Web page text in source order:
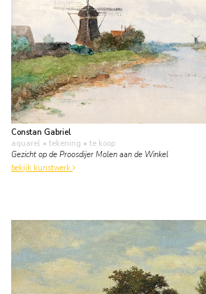
Constan Gabriel
aquarel • tekening • te koop
Gezicht op de Proosdijer Molen aan de Winkel
bekijk kunstwerk